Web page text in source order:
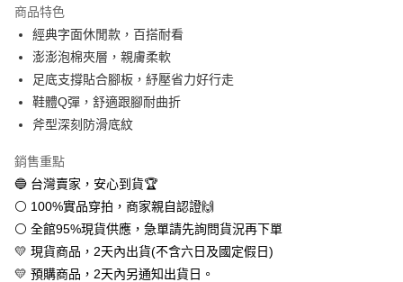
Apple Pay
街口支付
悠遊付
全盈+PAY
AFTEE先享後付
相關說明
【關於「AFTEE先享後付」】
AFTEE先享後付是「在收到商品之後才付款」的支付方式。 讓您購物簡單
便利好安心！
１．簡單：不需註冊會員、不需綁卡、不需儲值。
２．便利：只要手機號碼，簡訊認證，即可結帳。
商品特色
經典字面休閒款，百搭耐看
澎澎泡棉夾層，親膚柔軟
足底支撐貼合腳板，紓壓省力好行走
鞋體Q彈，舒適跟腳耐曲折
斧型深刻防滑底紋
銷售重點
🔵 台灣賣家，安心到貨🏆
⚪ 100%實品穿拍，商家親自認證🙌
⚪ 全館95%現貨供應，急單請先詢問貨況再下單
💛 現貨商品，2天內出貨(不含六日及國定假日)
💛 預購商品，2天內另通知出貨日。